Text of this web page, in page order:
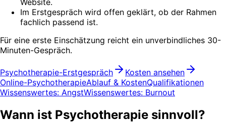
Im Erstgespräch wird offen geklärt, ob der Rahmen
fachlich passend ist.
Für eine erste Einschätzung reicht ein unverbindliches 30-
Minuten-Gespräch.
Psychotherapie-Erstgespräch
Kosten ansehen
Online-PsychotherapieAblauf & KostenQualifikationen
Wissenswertes: AngstWissenswertes: Burnout
Wann ist Psychotherapie sinnvoll?